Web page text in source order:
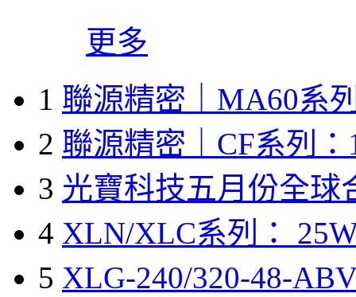
更多
1 聯源精密｜MA60系
2 聯源精密｜CF系列：
3 光寶科技五月份全球
4 XLN/XLC系列：
5 XLG-240/320-48-